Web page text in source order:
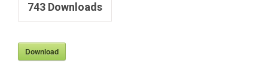
743 Downloads
Download